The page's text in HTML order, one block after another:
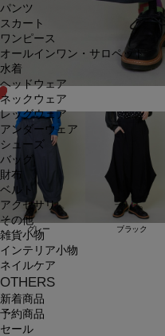
パンツ
スカート
ワンピース
オールインワン・サロペット
水着
ヘッドウェア
ネックウェア
レッグウェア
アンダーウェア
シューズ
バッグ
財布
ベルト
アクセサリ
その他
雑貨小物
インテリア小物
ネイルケア
OTHERS
新着商品
予約商品
セール
グレー ブラック